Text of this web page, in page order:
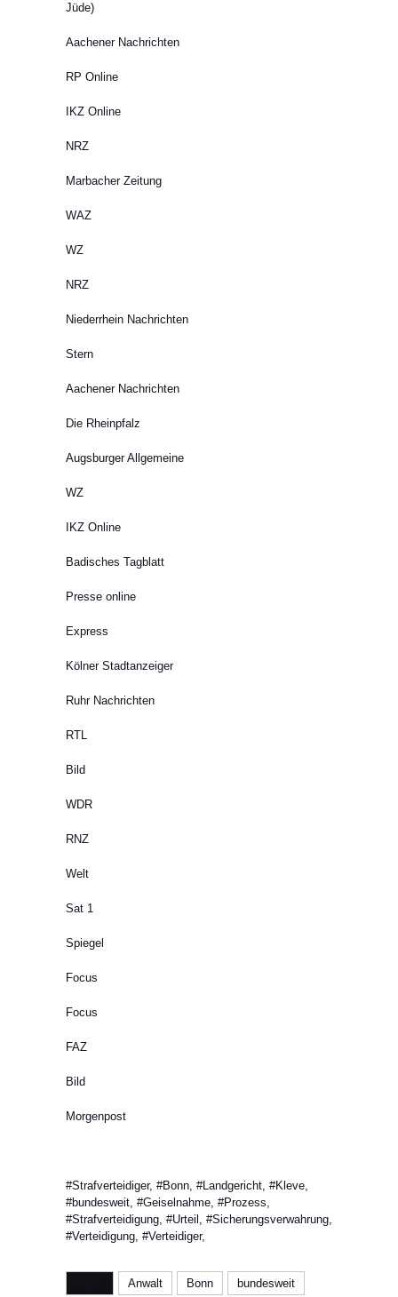
Jüde)
Aachener Nachrichten
RP Online
IKZ Online
NRZ
Marbacher Zeitung
WAZ
WZ
NRZ
Niederrhein Nachrichten
Stern
Aachener Nachrichten
Die Rheinpfalz
Augsburger Allgemeine
WZ
IKZ Online
Badisches Tagblatt
Presse online
Express
Kölner Stadtanzeiger
Ruhr Nachrichten
RTL
Bild
WDR
RNZ
Welt
Sat 1
Spiegel
Focus
Focus
FAZ
Bild
Morgenpost
#Strafverteidiger, #Bonn, #Landgericht, #Kleve,
#bundesweit, #Geiselnahme, #Prozess,
#Strafverteidigung, #Urteil, #Sicherungsverwahrung,
#Verteidigung, #Verteidiger,
Anwalt Bonn bundesweit